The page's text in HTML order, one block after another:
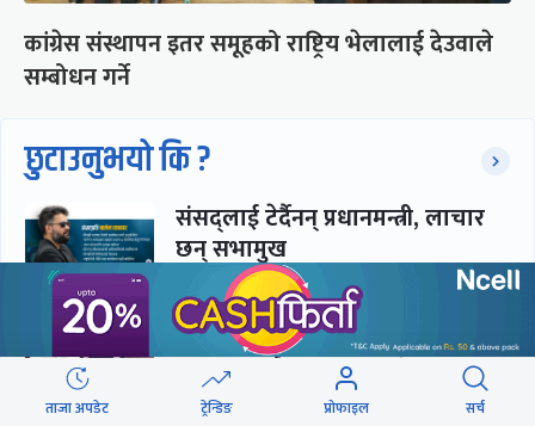
कांग्रेस संस्थापन इतर समूहको राष्ट्रिय भेलालाई देउवाले
सम्बोधन गर्ने
छुटाउनुभयो कि ?
संसद्लाई टेर्दैनन् प्रधानमन्त्री, लाचार
छन् सभामुख
‘अस्थायी प्रकृतिको अध्यादेशले ऐनको
व्यवस्था विस्थापित गर्न सक्दैन’
ताजा अपडेट ट्रेन्डिङ प्रोफाइल सर्च